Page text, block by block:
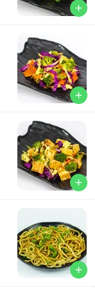
add
add
add
add